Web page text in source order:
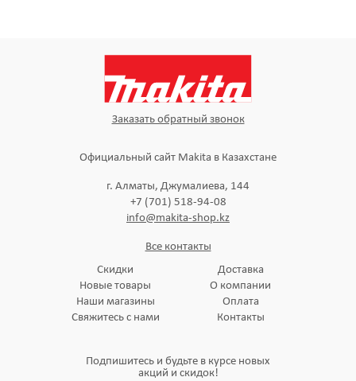
Заказать обратный звонок
Официальный сайт Makita в Казахстане
г. Алматы, Джумалиева, 144
+7 (701) 518-94-08
info@makita-shop.kz
Все контакты
Скидки
Новые товары
Наши магазины
Свяжитесь с нами
Доставка
О компании
Оплата
Контакты
Подпишитесь и будьте в курсе новых
акций и скидок!